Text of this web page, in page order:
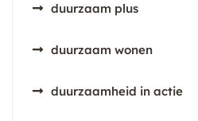
duurzaam plus
duurzaam wonen
duurzaamheid in actie